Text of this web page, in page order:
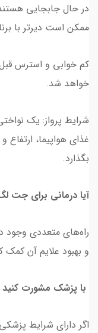
در حال جابجایی
ممکن است دیرتر با
کم خوابی و استرس
خواهد شد.
شرایط پرواز: یک
غذای هواپیما، ارتفاع
بگذارد.
آیا درمانی برای جت
راه‌های متعددی وجود
و بهبود علایم آن کمک
با پزشک مشورت کنید
اگر دارای شرایط